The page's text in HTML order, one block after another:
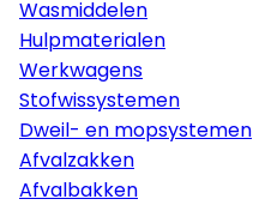
Wasmiddelen
Hulpmaterialen
Werkwagens
Stofwissystemen
Dweil- en mopsystemen
Afvalzakken
Afvalbakken